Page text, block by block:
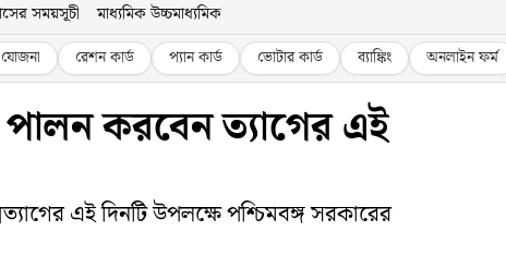
সময়সূচী মাধ্যমিক উচ্চমাধ্যমিক
যোজনা রেশন কার্ড প্যান কার্ড ভোটার কার্ড ব্যাঙ্কিং অনলাইন ফর্ম
করবেন ত্যাগের এই
এই দিনটি উপলক্ষে পশ্চিমবঙ্গ সরকারের